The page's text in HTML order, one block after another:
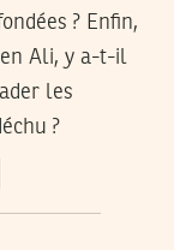
? Enfin,
Ali, y a-t-il
les
?